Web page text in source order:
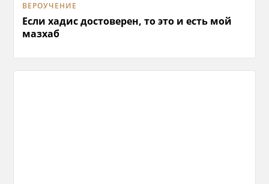
ВЕРОУЧЕНИЕ
Если хадис достоверен, то это и есть мой
мазхаб